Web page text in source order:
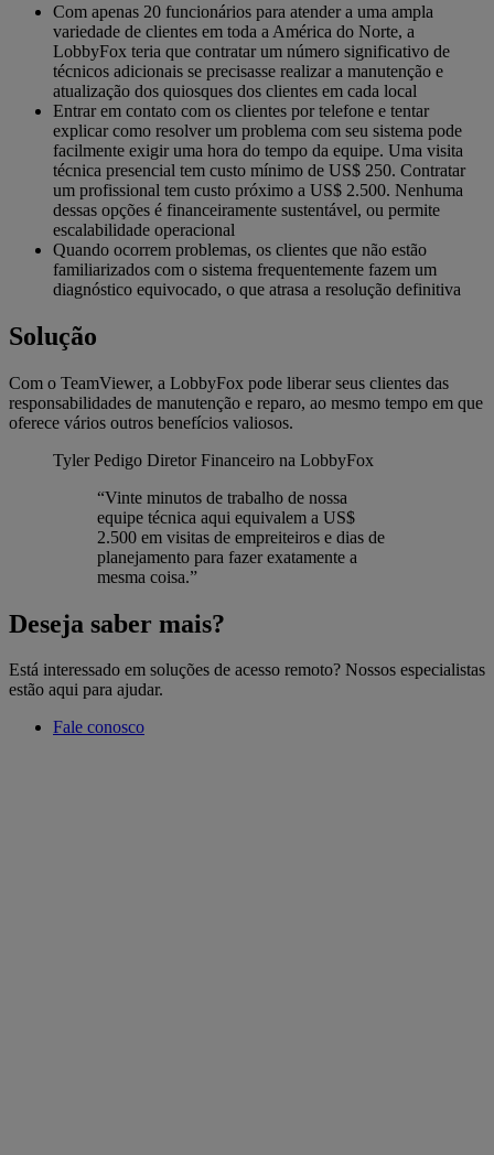
Com apenas 20 funcionários para atender a uma ampla
variedade de clientes em toda a América do Norte, a
LobbyFox teria que contratar um número significativo de
técnicos adicionais se precisasse realizar a manutenção e
atualização dos quiosques dos clientes em cada local
Entrar em contato com os clientes por telefone e tentar
explicar como resolver um problema com seu sistema pode
facilmente exigir uma hora do tempo da equipe. Uma visita
técnica presencial tem custo mínimo de US$ 250. Contratar
um profissional tem custo próximo a US$ 2.500. Nenhuma
dessas opções é financeiramente sustentável, ou permite
escalabilidade operacional
Quando ocorrem problemas, os clientes que não estão
familiarizados com o sistema frequentemente fazem um
diagnóstico equivocado, o que atrasa a resolução definitiva
Solução
Com o TeamViewer, a LobbyFox pode liberar seus clientes das
responsabilidades de manutenção e reparo, ao mesmo tempo em que
oferece vários outros benefícios valiosos.
Tyler Pedigo Diretor Financeiro na LobbyFox
“Vinte minutos de trabalho de nossa
equipe técnica aqui equivalem a US$
2.500 em visitas de empreiteiros e dias de
planejamento para fazer exatamente a
mesma coisa.”
Deseja saber mais?
Está interessado em soluções de acesso remoto? Nossos especialistas
estão aqui para ajudar.
Fale conosco